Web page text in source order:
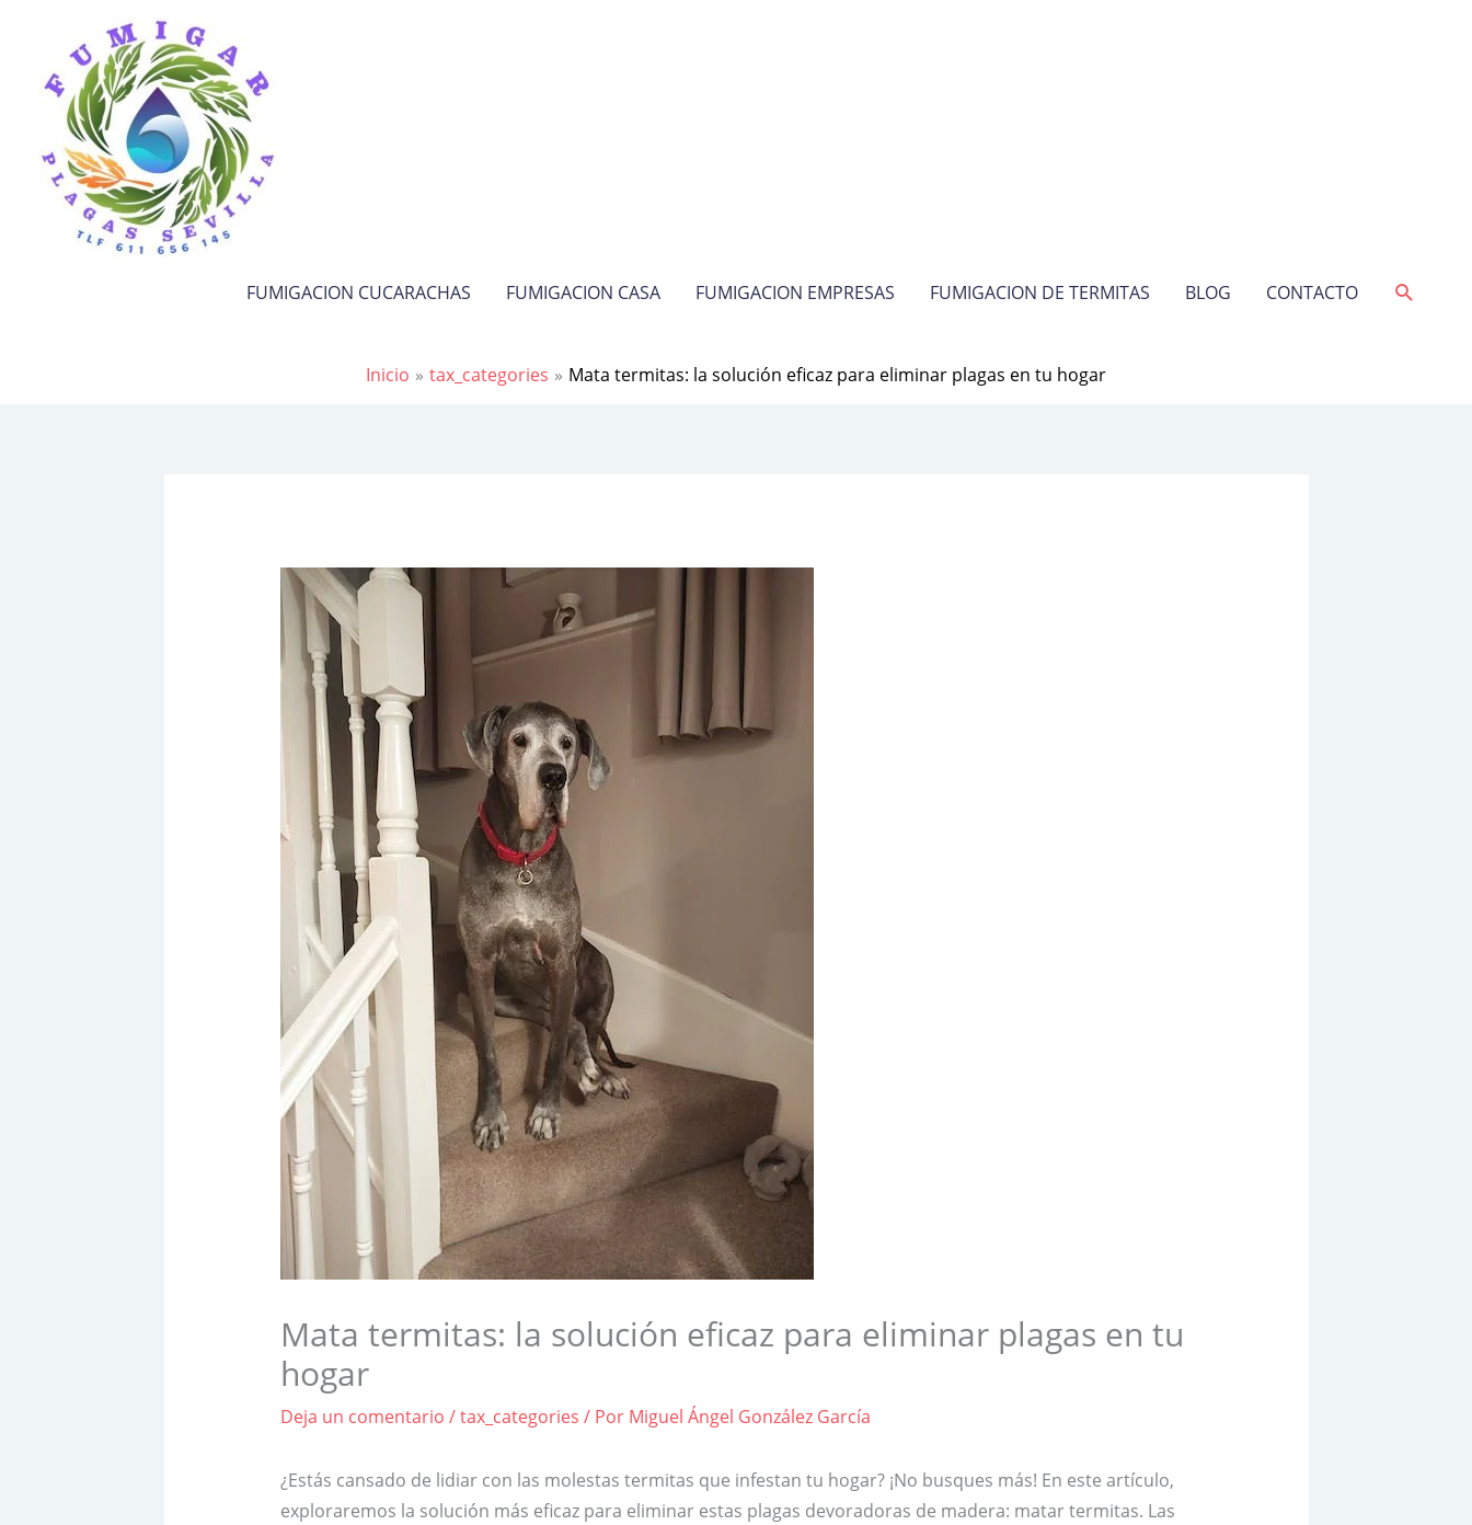
contenido
FUMIGACION CUCARACHAS FUMIGACION CASA FUMIGACION EMPRESAS FUMIGACION DE TERMITAS BLOG CONTACTO Buscar
Inicio tax_categories Mata termitas: la solución eficaz para eliminar plagas en tu hogar
Mata termitas: la solución eficaz para eliminar plagas en tu
hogar
Deja un comentario /tax_categories / Por Miguel Ángel González García
¿Estás cansado de lidiar con las molestas termitas que infestan tu hogar? ¡No busques más! En este artículo,
exploraremos la solución más eficaz para eliminar estas plagas devoradoras de madera: matar termitas. Las